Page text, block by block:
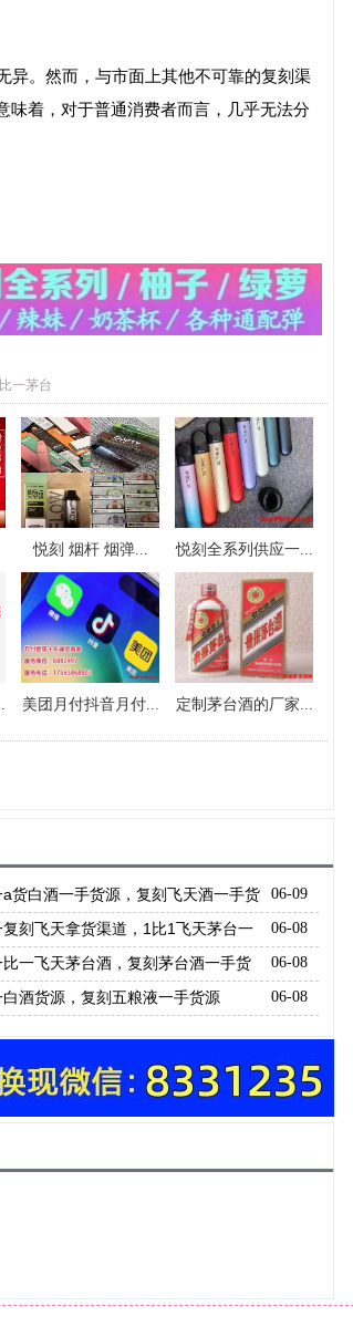
异。然而，与市面上其他不可靠的复刻渠
味着，对于普通消费者而言，几乎无法分
一茅台
悦刻 烟杆 烟弹... 悦刻全系列供应一...
美团月付抖音月付... 定制茅台酒的厂家...
06-09
货白酒一手货源，复刻飞天酒一手货
买 06-08
刻飞天拿货渠道，1比1飞天茅台一
06-08
一飞天茅台酒，复刻茅台酒一手货
06-08
酒货源，复刻五粮液一手货源